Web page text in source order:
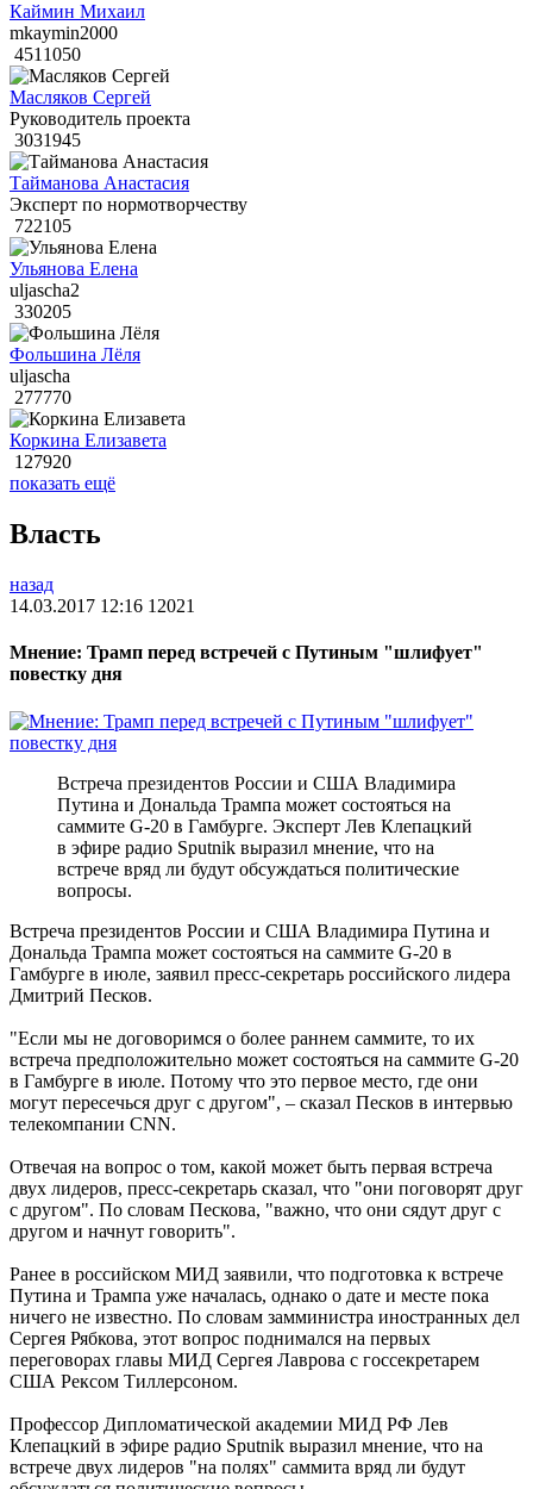
Каймин Михаил
mkaymin2000
4511050
Масляков Сергей
Руководитель проекта
3031945
Тайманова Анастасия
Эксперт по нормотворчеству
722105
Ульянова Елена
uljascha2
330205
Фольшина Лёля
uljascha
277770
Коркина Елизавета
127920
показать ещё
Власть
назад
14.03.2017 12:16 12021
Мнение: Трамп перед встречей с Путиным "шлифует"
повестку дня
Встреча президентов России и США Владимира
Путина и Дональда Трампа может состояться на
саммите G-20 в Гамбурге. Эксперт Лев Клепацкий
в эфире радио Sputnik выразил мнение, что на
встрече вряд ли будут обсуждаться политические
вопросы.
Встреча президентов России и США Владимира Путина и
Дональда Трампа может состояться на саммите G-20 в
Гамбурге в июле, заявил пресс-секретарь российского лидера
Дмитрий Песков.
"Если мы не договоримся о более раннем саммите, то их
встреча предположительно может состояться на саммите G-20
в Гамбурге в июле. Потому что это первое место, где они
могут пересечься друг с другом", – сказал Песков в интервью
телекомпании CNN.
Отвечая на вопрос о том, какой может быть первая встреча
двух лидеров, пресс-секретарь сказал, что "они поговорят друг
с другом". По словам Пескова, "важно, что они сядут друг с
другом и начнут говорить".
Ранее в российском МИД заявили, что подготовка к встрече
Путина и Трампа уже началась, однако о дате и месте пока
ничего не известно. По словам замминистра иностранных дел
Сергея Рябкова, этот вопрос поднимался на первых
переговорах главы МИД Сергея Лаврова с госсекретарем
США Рексом Тиллерсоном.
Профессор Дипломатической академии МИД РФ Лев
Клепацкий в эфире радио Sputnik выразил мнение, что на
встрече двух лидеров "на полях" саммита вряд ли будут